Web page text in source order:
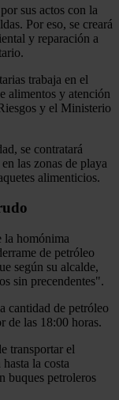
sus actos con la
Por eso, se creará
y reparación a
trabaja en el
alimentos y atención
y el Ministerio
se contratará
las zonas de playa
alimenticios.
la homónima
de petróleo
según su alcalde,
sin precendentes".
cantidad de petróleo
de las 18:00 horas.
transportar el
la costa
buques petroleros